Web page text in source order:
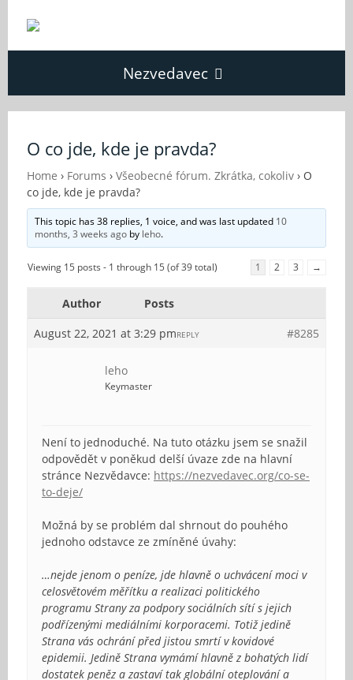
Nezvedavec
Fórum
O Nezvědavci
Kontakt
O co jde, kde je pravda?
Home › Forums › Všeobecné fórum. Zkrátka, cokoliv › O
co jde, kde je pravda?
This topic has 38 replies, 1 voice, and was last updated 10
months, 3 weeks ago by leho.
Viewing 15 posts - 1 through 15 (of 39 total) 1 2 3 →
Author
Posts
August 22, 2021 at 3:29 pm
#8285
REPLY
leho
Keymaster
Není to jednoduché. Na tuto otázku jsem se snažil
odpovědět v poněkud delší úvaze zde na hlavní
stránce Nezvědavce: https://nezvedavec.org/co-se-
to-deje/
Možná by se problém dal shrnout do pouhého
jednoho odstavce ze zmíněné úvahy:
…nejde jenom o peníze, jde hlavně o uchvácení moci v
celosvětovém měřítku a realizaci politického
programu Strany za podpory sociálních sítí s jejich
podřízenými mediálními korporacemi. Totiž jedině
Strana vás ochrání před jistou smrtí v kovidové
epidemii. Jedině Strana vymámí hlavně z bohatých lidí
dostatek peněz a zastaví tak globální oteplování a